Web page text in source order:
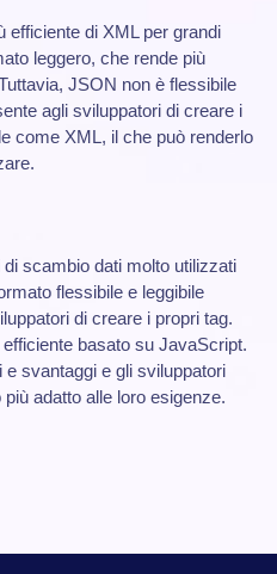
efficiente di XML per grandi
leggero, che rende più
JSON non è flessibile
agli sviluppatori di creare i
come XML, il che può renderlo
scambio dati molto utilizzati
flessibile e leggibile
di creare i propri tag.
basato su JavaScript.
svantaggi e gli sviluppatori
adatto alle loro esigenze.